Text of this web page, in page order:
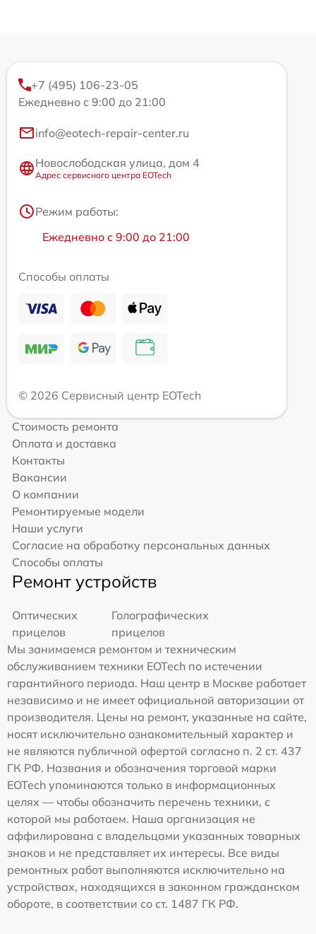
+7 (495) 106-23-05
Ежедневно с 9:00 до 21:00
info@eotech-repair-center.ru
Новослободская улица, дом 4
Адрес сервисного центра EOTech
Режим работы:
Ежедневно с 9:00 до 21:00
Способы оплаты
© 2026 Сервисный центр EOTech
Стоимость ремонта
Оплата и доставка
Контакты
Вакансии
О компании
Ремонтируемые модели
Наши услуги
Согласие на обработку персональных данных
Способы оплаты
Ремонт устройств
Оптических
прицелов
Голографических
прицелов
Мы занимаемся ремонтом и техническим
обслуживанием техники EOTech по истечении
гарантийного периода. Наш центр в Москве работает
независимо и не имеет официальной авторизации от
производителя. Цены на ремонт, указанные на сайте,
носят исключительно ознакомительный характер и
не являются публичной офертой согласно п. 2 ст. 437
ГК РФ. Названия и обозначения торговой марки
EOTech упоминаются только в информационных
целях — чтобы обозначить перечень техники, с
которой мы работаем. Наша организация не
аффилирована с владельцами указанных товарных
знаков и не представляет их интересы. Все виды
ремонтных работ выполняются исключительно на
устройствах, находящихся в законном гражданском
обороте, в соответствии со ст. 1487 ГК РФ.